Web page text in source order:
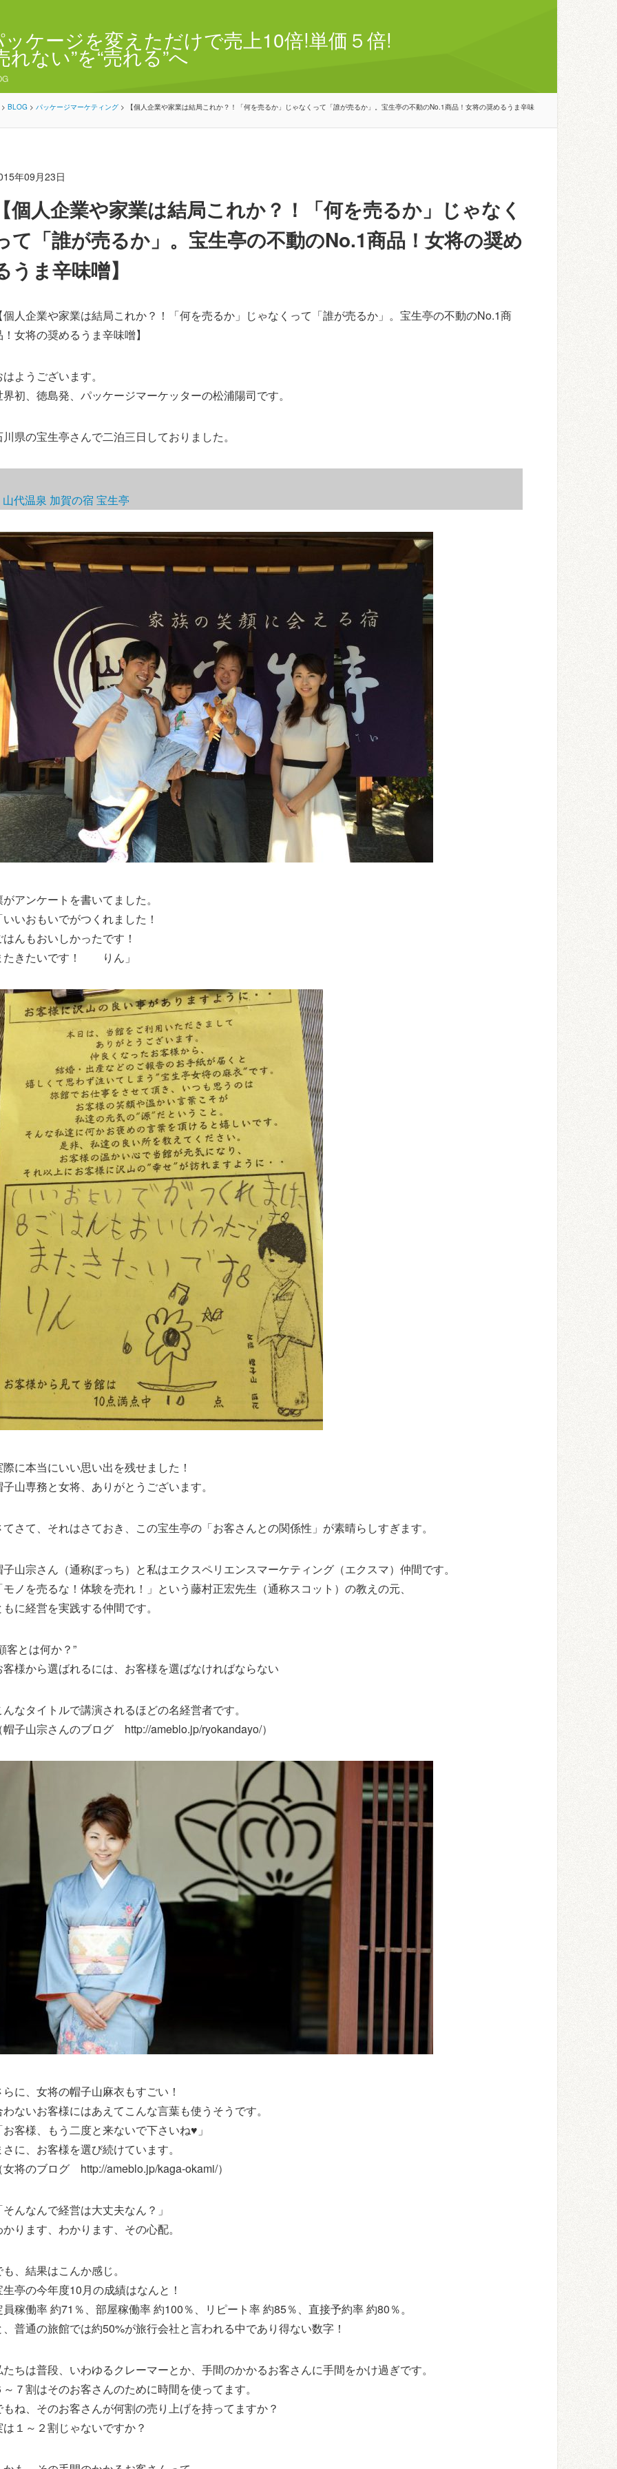
ケージを変えただけで売上10倍!単価５倍!
れない”を“売れる”へ
> BLOG > パッケージマーケティング > 【個人企業や家業は結局これか？！「何を売るか」じゃなくって「誰が売るか」。宝生亭の不動のNo.1商品！女将の奨めるうま辛味
年09月23日
個人企業や家業は結局これか？！「何を売るか」じゃなく
て「誰が売るか」。宝生亭の不動のNo.1商品！女将の奨め
うま辛味噌】
個人企業や家業は結局これか？！「何を売るか」じゃなくって「誰が売るか」。宝生亭の不動のNo.1商
！女将の奨めるうま辛味噌】
ようございます。
界初、徳島発、パッケージマーケッターの松浦陽司です。
川県の宝生亭さんで二泊三日しておりました。
山代温泉 加賀の宿 宝生亭
がアンケートを書いてました。
いいおもいでがつくれました！
はんもおいしかったです！
たきたいです！ りん」
際に本当にいい思い出を残せました！
子山専務と女将、ありがとうございます。
てさて、それはさておき、この宝生亭の「お客さんとの関係性」が素晴らしすぎます。
子山宗さん（通称ぼっち）と私はエクスペリエンスマーケティング（エクスマ）仲間です。
モノを売るな！体験を売れ！」という藤村正宏先生（通称スコット）の教えの元、
もに経営を実践する仲間です。
客とは何か？”
客様から選ばれるには、お客様を選ばなければならない
んなタイトルで講演されるほどの名経営者です。
帽子山宗さんのブログ http://ameblo.jp/ryokandayo/）
らに、女将の帽子山麻衣もすごい！
わないお客様にはあえてこんな言葉も使うそうです。
お客様、もう二度と来ないで下さいね♥」
さに、お客様を選び続けています。
女将のブログ http://ameblo.jp/kaga-okami/）
そんなんで経営は大丈夫なん？」
かります、わかります、その心配。
も、結果はこんか感じ。
生亭の今年度10月の成績はなんと！
員稼働率 約71％、部屋稼働率 約100％、リピート率 約85％、直接予約率 約80％。
、普通の旅館では約50%が旅行会社と言われる中であり得ない数字！
たちは普段、いわゆるクレーマーとか、手間のかかるお客さんに手間をかけ過ぎです。
～７割はそのお客さんのために時間を使ってます。
もね、そのお客さんが何割の売り上げを持ってますか？
は１～２割じゃないですか？